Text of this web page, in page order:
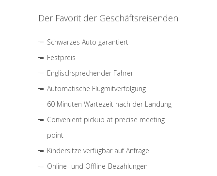
Der Favorit der Geschäftsreisenden
Schwarzes Auto garantiert
Festpreis
Englischsprechender Fahrer
Automatische Flugmitverfolgung
60 Minuten Wartezeit nach der Landung
Convenient pickup at precise meeting
point
Kindersitze verfügbar auf Anfrage
Online- und Offline-Bezahlungen